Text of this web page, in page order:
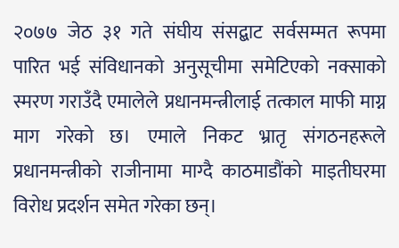
२०७७ जेठ ३१ गते संघीय संसद्बाट सर्वसम्मत रूपमा
पारित भई संविधानको अनुसूचीमा समेटिएको नक्साको
स्मरण गराउँदै एमालेले प्रधानमन्त्रीलाई तत्काल माफी माग्न
माग गरेको छ। एमाले निकट भ्रातृ संगठनहरूले
प्रधानमन्त्रीको राजीनामा माग्दै काठमाडौंको माइतीघरमा
विरोध प्रदर्शन समेत गरेका छन्।